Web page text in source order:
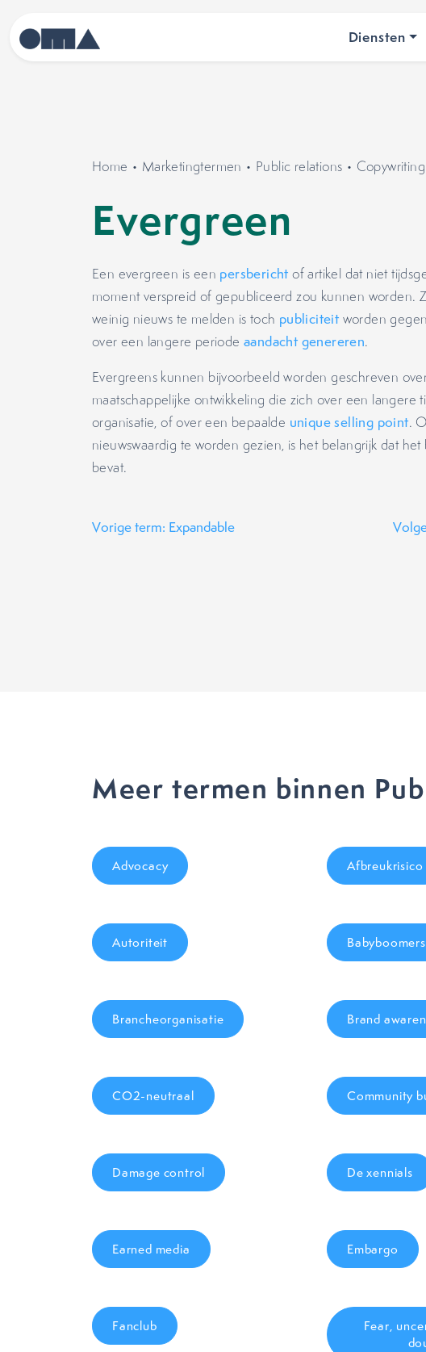
Diensten
Home • Marketingtermen • Public relations • Copywriting
Evergreen
Een evergreen is een persbericht of artikel dat niet
moment verspreid of gepubliceerd zou kunnen worden.
weinig nieuws te melden is toch publiciteit worden
over een langere periode aandacht genereren.
Evergreens kunnen bijvoorbeeld worden geschreven
maatschappelijke ontwikkeling die zich over een langere
organisatie, of over een bepaalde unique selling point.
nieuwswaardig te worden gezien, is het belangrijk dat
bevat.
Vorige term: Expandable
Meer termen binnen
Advocacy Afbreukrisico
Autoriteit Babyboomers
Brancheorganisatie Brand
CO2-neutraal Community
Damage control De xennials
Earned media Embargo
Fanclub
Fear,